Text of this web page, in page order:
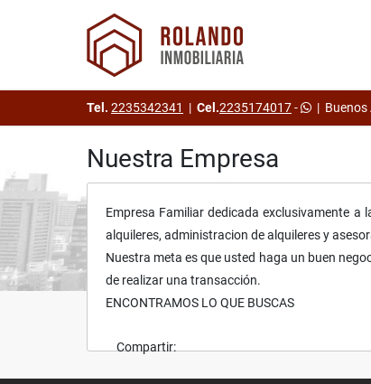
Tel. 2235342341 | Cel.2235174017- | Buenos
Nuestra Empresa
Empresa Familiar dedicada exclusivamente a
alquileres, administracion de alquileres y
Nuestra meta es que usted haga un buen
de realizar una transacción.
ENCONTRAMOS LO QUE BUSCAS
Compartir: